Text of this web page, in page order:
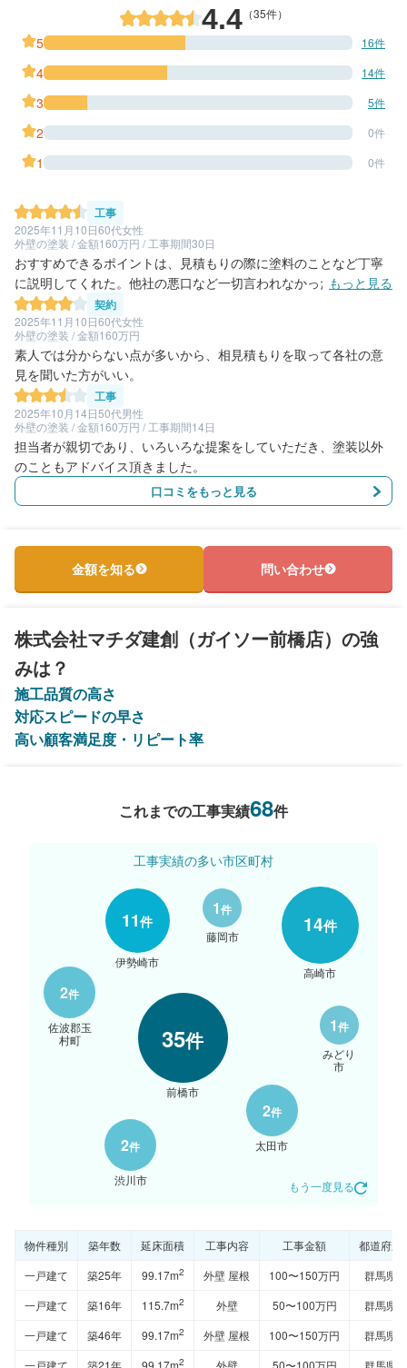
4.4 （35件）
5 16件
4 14件
3 5件
2 0件
1 0件
工事
2025年11月10日60代女性
外壁の塗装 / 金額160万円 / 工事期間30日
おすすめできるポイントは、見積もりの際に塗料のことなど丁寧
に説明してくれた。他社の悪口など一切言われなかった（違う業
者で他社の悪口を言っている業者がいた為）。連絡もスムーズに
対応していただけて、こちらの要望もしっかり聞いてくれた。
もっと見る
契約
2025年11月10日60代女性
外壁の塗装 / 金額160万円
素人では分からない点が多いから、相見積もりを取って各社の意
見を聞いた方がいい。
工事
2025年10月14日50代男性
外壁の塗装 / 金額160万円 / 工事期間14日
担当者が親切であり、いろいろな提案をしていただき、塗装以外
のこともアドバイス頂きました。
口コミをもっと見る
金額を知る 問い合わせ
株式会社マチダ建創（ガイソー前橋店）の強
みは？
施工品質の高さ
対応スピードの早さ
高い顧客満足度・リピート率
これまでの工事実績68件
35件
前橋市
14件
高崎市
11件
伊勢崎市
2件
太田市
2件
渋川市
2件
佐波郡玉
村町
1件
藤岡市
1件
みどり
市
工事実績の多い市区町村
もう一度見る
物件種別 築年数 延床面積 工事内容 工事金額
都道府県
一戸建て
築25年 99.17m2 外壁 屋根 100〜150万円
群馬県
一戸建て
築16年 115.7m2 外壁 50〜100万円
群馬県
一戸建て
築46年 99.17m2 外壁 屋根 100〜150万円
群馬県
一戸建て
築21年 99.17m2 外壁 50〜100万円 群馬県